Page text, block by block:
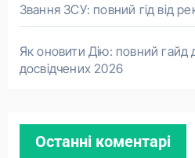
Звання ЗСУ: повний гід від
Як оновити Дію: повний гайд
досвідчених 2026
Останні коментарі